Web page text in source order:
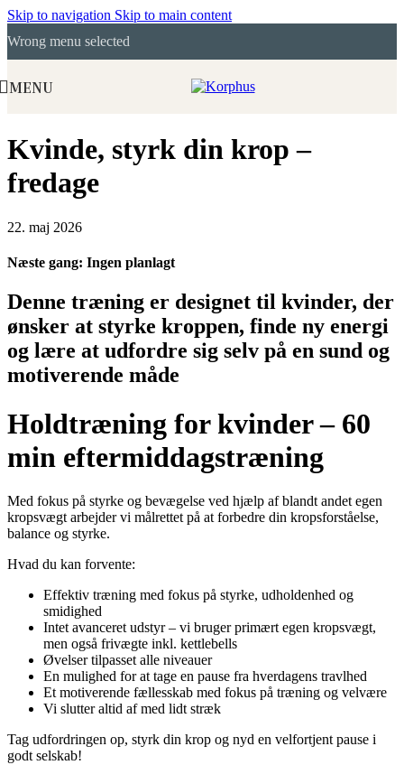
Skip to navigation Skip to main content
Wrong menu selected
MENU
Kvinde, styrk din krop –
fredage
22. maj 2026
Næste gang: Ingen planlagt
Denne træning er designet til kvinder, der
ønsker at styrke kroppen, finde ny energi
og lære at udfordre sig selv på en sund og
motiverende måde
Holdtræning for kvinder – 60
min eftermiddagstræning
Med fokus på styrke og bevægelse ved hjælp af blandt andet egen
kropsvægt arbejder vi målrettet på at forbedre din kropsforståelse,
balance og styrke.
Hvad du kan forvente:
Effektiv træning med fokus på styrke, udholdenhed og
smidighed
Intet avanceret udstyr – vi bruger primært egen kropsvægt,
men også frivægte inkl. kettlebells
Øvelser tilpasset alle niveauer
En mulighed for at tage en pause fra hverdagens travlhed
Et motiverende fællesskab med fokus på træning og velvære
Vi slutter altid af med lidt stræk
Tag udfordringen op, styrk din krop og nyd en velfortjent pause i
godt selskab!